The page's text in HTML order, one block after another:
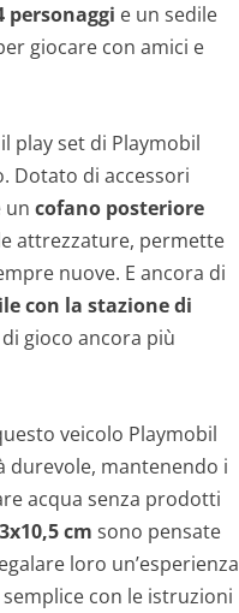
personaggi e un sedile
giocare con amici e
play set di Playmobil
Dotato di accessori
un cofano posteriore
attrezzature, permette
nuove. E ancora di
con la stazione di
gioco ancora più
veicolo Playmobil
durevole, mantenendo i
acqua senza prodotti
cm sono pensate
loro un’esperienza
con le istruzioni